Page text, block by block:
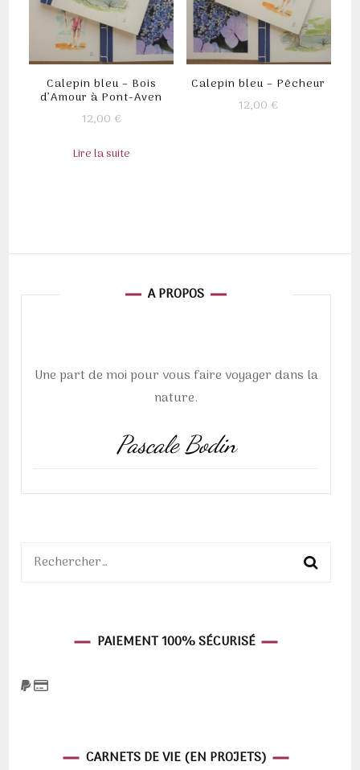
Calepin bleu – Bois
d’Amour à Pont-Aven
12,00 €
Lire la suite
Calepin bleu – Pêcheur
12,00 €
A PROPOS
Une part de moi pour vous faire voyager dans la
nature.
Pascale Bodin
Rechercher :
PAIEMENT 100% SÉCURISÉ
CARNETS DE VIE (EN PROJETS)